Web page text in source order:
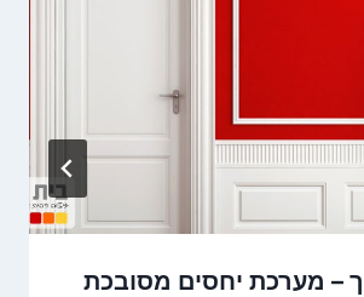
– מערכת יחסים מסובכת